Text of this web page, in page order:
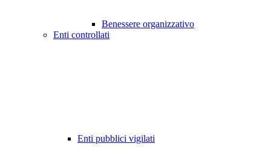
Benessere organizzativo
Enti controllati
Enti pubblici vigilati